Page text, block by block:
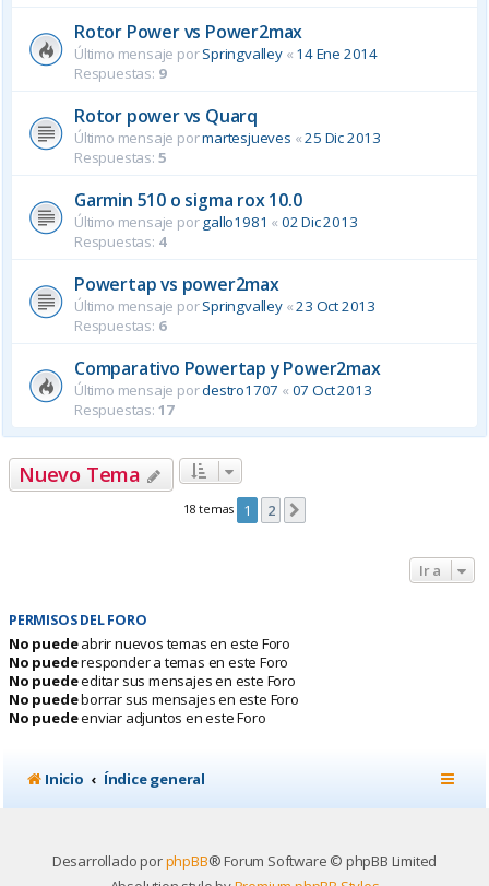
Rotor Power vs Power2max
Último mensaje porSpringvalley« 14 Ene 2014
Respuestas: 9
Rotor power vs Quarq
Último mensaje pormartesjueves «25 Dic 2013
Respuestas: 5
Garmin 510 o sigma rox 10.0
Último mensaje porgallo1981 « 02 Dic 2013
Respuestas: 4
Powertap vs power2max
Último mensaje porSpringvalley«23 Oct 2013
Respuestas: 6
Comparativo Powertap y Power2max
Último mensaje pordestro1707 « 07 Oct 2013
Respuestas: 17
Nuevo Tema
18 temas 1 2
Ir a
PERMISOS DEL FORO
No puedeabrir nuevos temas en este Foro
No puederesponder a temas en este Foro
No puedeeditar sus mensajes en este Foro
No puedeborrar sus mensajes en este Foro
No puedeenviar adjuntos en este Foro
Inicio Índice general
Desarrollado porphpBB® Forum Software © phpBB Limited